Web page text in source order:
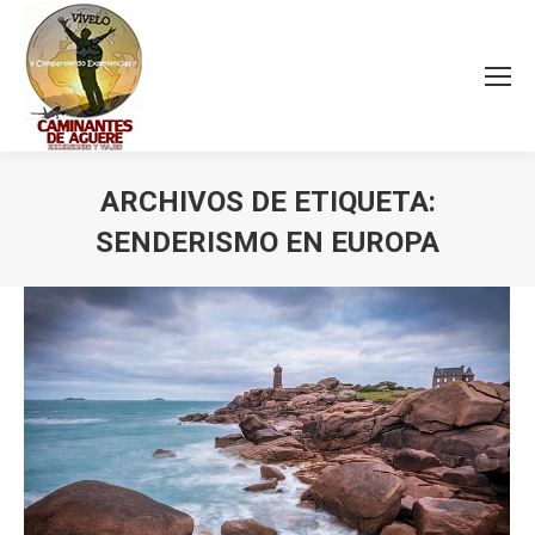
ARCHIVOS DE ETIQUETA:
SENDERISMO EN EUROPA